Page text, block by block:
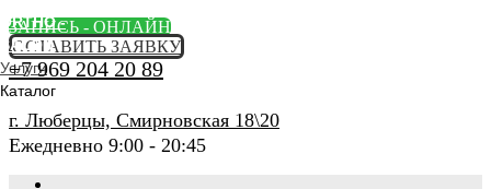
ЗАПИСЬ - ОНЛАЙН
ОСТАВИТЬ ЗАЯВКУ
+7 969 204 20 89
г. Люберцы, Смирновская 18\20
Ежедневно 9:00 - 20:45
ORTHO -
SALON
Услуги
Каталог